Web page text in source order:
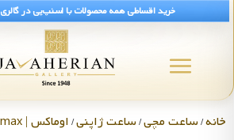
خرید اقساطی همه محصولات با اسنپ‌پی در
خانه/ساعت مچی/ساعت ژاپنی/ اوماکس | Omax